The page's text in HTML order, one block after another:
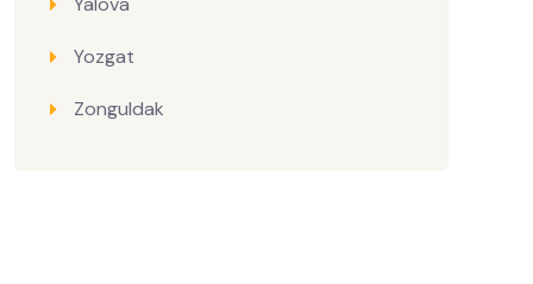
Yozgat
Zonguldak